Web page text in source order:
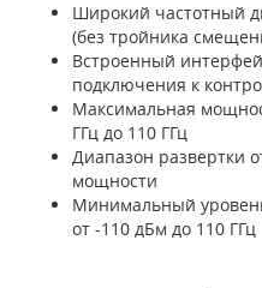
Широкий частотный
(без тройника
Встроенный
подключения к
Максимальная
ГГц до 110 ГГц
Диапазон развертки
мощности
Минимальный
от -110 дБм до 110 ГГц